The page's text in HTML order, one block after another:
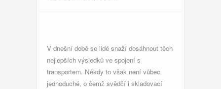
V dnešní době se lidé snaží dosáhnout těch
nejlepších výsledků ve spojení s
transportem. Někdy to však není vůbec
jednoduché, o čemž svědčí i skladovací